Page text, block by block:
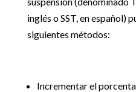
inglés o SST, en español)
siguientes métodos:
Incrementar el